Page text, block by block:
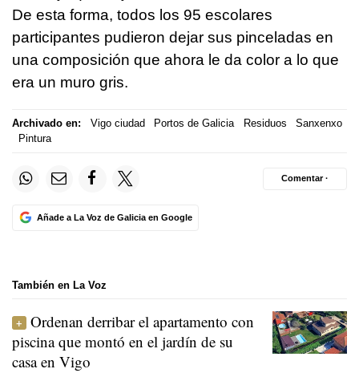
De esta forma, todos los 95 escolares
participantes pudieron dejar sus pinceladas en
una composición que ahora le da color a lo que
era un muro gris.
Archivado en: Vigo ciudad Portos de Galicia Residuos
Sanxenxo
Pintura
Añade a La Voz de Galicia en Google
Comentar ·
También en La Voz
Ordenan derribar el apartamento con
piscina que montó en el jardín de su
casa en Vigo